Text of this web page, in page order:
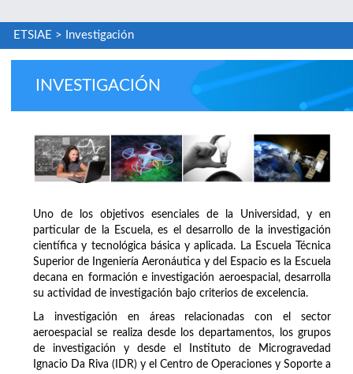
ETSIAE > Investigación
INVESTIGACIÓN
Uno de los objetivos esenciales de la Universidad, y en
particular de la Escuela, es el desarrollo de la investigación
científica y tecnológica básica y aplicada. La Escuela Técnica
Superior de Ingeniería Aeronáutica y del Espacio es la Escuela
decana en formación e investigación aeroespacial, desarrolla
su actividad de investigación bajo criterios de excelencia.
La investigación en áreas relacionadas con el sector
aeroespacial se realiza desde los departamentos, los grupos
de investigación y desde el Instituto de Microgravedad
Ignacio Da Riva (IDR) y el Centro de Operaciones y Soporte a